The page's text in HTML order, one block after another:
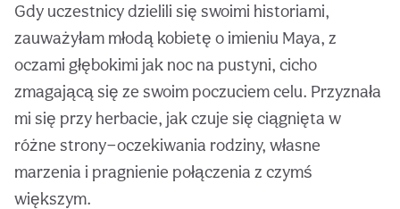
Gdy uczestnicy dzielili się swoimi historiami,
zauważyłam młodą kobietę o imieniu Maya, z
oczami głębokimi jak noc na pustyni, cicho
zmagającą się ze swoim poczuciem celu. Przyznała
mi się przy herbacie, jak czuje się ciągnięta w
różne strony—oczekiwania rodziny, własne
marzenia i pragnienie połączenia z czymś
większym.